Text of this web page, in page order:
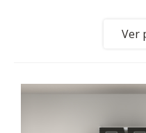
Ver